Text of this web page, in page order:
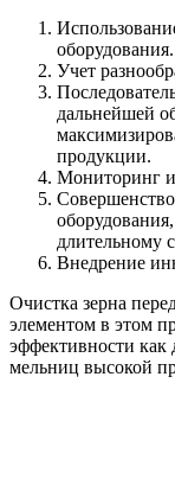
оборудования.
Учет
дальнейшей
продукции.
Мониторинг и
длительному
Внедрение
Очистка зерна
элементом в этом
эффективности
мельниц высокой